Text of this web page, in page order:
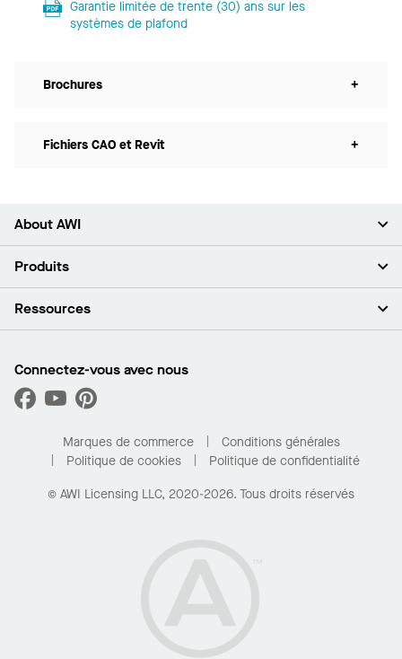
Garantie limitée de trente (30) ans sur les
systèmes de plafond
Brochures +
Fichiers CAO et Revit +
About AWI
À propos de nous
Espace presse
Quelles sont mes options d’achat?
Produits
Plafonds
Capacités sur mesure
Performance
Ressources
Trouver un distributeur
Trouver un distributeur
Pour la maison
Connectez-vous avec nous
Marques de commerce
Conditions générales
Politique de cookies
Politique de confidentialité
© AWI Licensing LLC, 2020-2026. Tous droits réservés